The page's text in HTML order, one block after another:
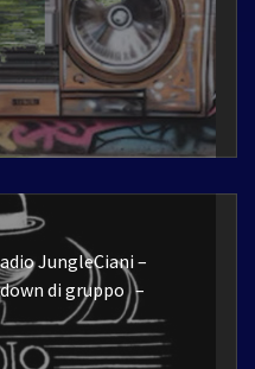
JungleCiani –
di gruppo –